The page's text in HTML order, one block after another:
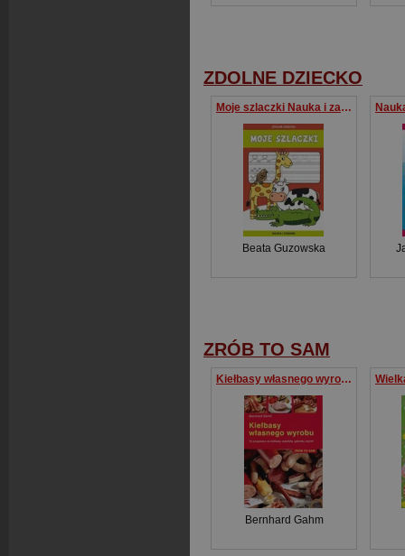
ZDOLNE DZIECKO
Moje szlaczki Nauka i zabawa
Beata Guzowska
ZRÓB TO SAM
Kiełbasy własnego wyrobu 70 przepisów na kiełbasy, pasztety, galarety, szynki
Bernhard Gahm